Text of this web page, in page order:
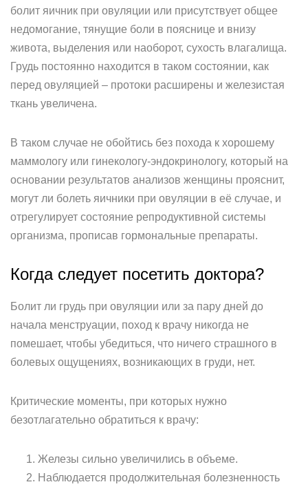
болит яичник при овуляции или присутствует общее
недомогание, тянущие боли в пояснице и внизу
живота, выделения или наоборот, сухость влагалища.
Грудь постоянно находится в таком состоянии, как
перед овуляцией – протоки расширены и железистая
ткань увеличена.
В таком случае не обойтись без похода к хорошему
маммологу или гинекологу-эндокринологу, который на
основании результатов анализов женщины прояснит,
могут ли болеть яичники при овуляции в её случае, и
отрегулирует состояние репродуктивной системы
организма, прописав гормональные препараты.
Когда следует посетить доктора?
Болит ли грудь при овуляции или за пару дней до
начала менструации, поход к врачу никогда не
помешает, чтобы убедиться, что ничего страшного в
болевых ощущениях, возникающих в груди, нет.
Критические моменты, при которых нужно
безотлагательно обратиться к врачу:
Железы сильно увеличились в объеме.
Наблюдается продолжительная болезненность